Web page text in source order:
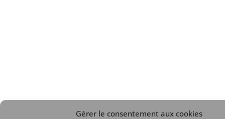
Gérer le consentement aux cookies